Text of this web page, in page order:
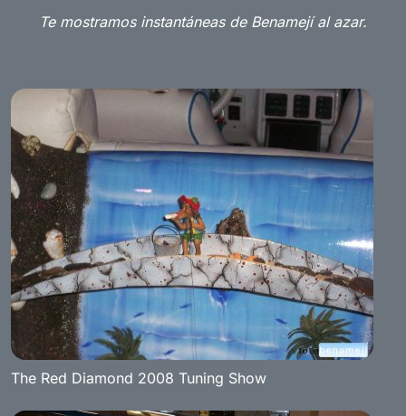
Te mostramos instantáneas de Benamejí al azar.
The Red Diamond 2008 Tuning Show